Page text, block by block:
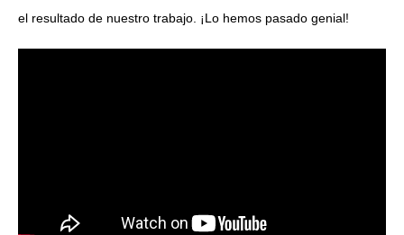
el resultado de nuestro trabajo. ¡Lo hemos pasado genial!